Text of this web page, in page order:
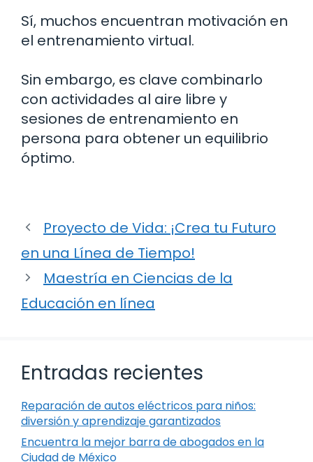
Sí, muchos encuentran motivación en
el entrenamiento virtual.
Sin embargo, es clave combinarlo
con actividades al aire libre y
sesiones de entrenamiento en
persona para obtener un equilibrio
óptimo.
Proyecto de Vida: ¡Crea tu Futuro
en una Línea de Tiempo!
Maestría en Ciencias de la
Educación en línea
Entradas recientes
Reparación de autos eléctricos para niños:
diversión y aprendizaje garantizados
Encuentra la mejor barra de abogados en la
Ciudad de México